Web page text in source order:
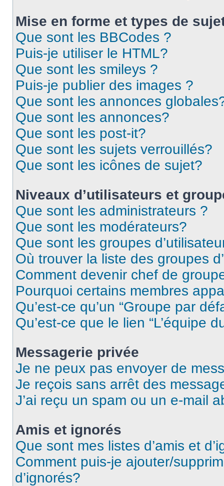
Mise en forme et types de
Que sont les BBCodes ?
Puis-je utiliser le HTML?
Que sont les smileys ?
Puis-je publier des images ?
Que sont les annonces
Que sont les annonces?
Que sont les post-it?
Que sont les sujets verrouillés?
Que sont les icônes de sujet?
Niveaux d’utilisateurs et
Que sont les administrateurs ?
Que sont les modérateurs?
Que sont les groupes
Où trouver la liste des groupes
Comment devenir chef de
Pourquoi certains membres
Qu’est-ce qu’un “Groupe par
Qu’est-ce que le lien “L’équipe
Messagerie privée
Je ne peux pas envoyer de
Je reçois sans arrêt des
J’ai reçu un spam ou un e-mail
Amis et ignorés
Que sont mes listes d’amis et
Comment puis-je ajouter/
d’ignorés?